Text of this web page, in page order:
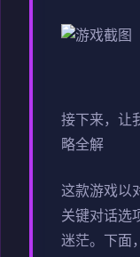
接下来，让
略全解
这款游戏以
关键对话选
迷茫。下面